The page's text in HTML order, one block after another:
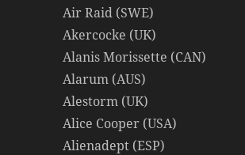
Air Raid (SWE)
Akercocke (UK)
Alanis Morissette (CAN)
Alarum (AUS)
Alestorm (UK)
Alice Cooper (USA)
Alienadept (ESP)